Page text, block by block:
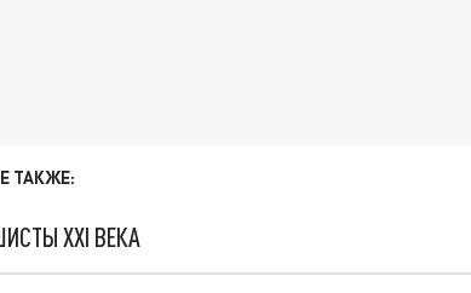
ТАКЖЕ:
XXI ВЕКА